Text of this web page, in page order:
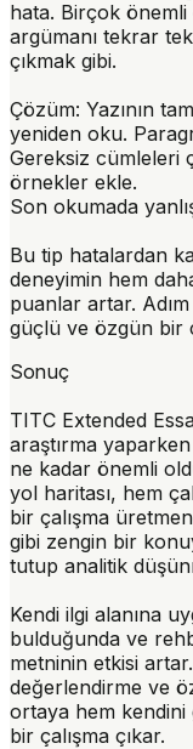
hata. Birçok
argümanı tekrar
çıkmak gibi.
Çözüm: Yazının
yeniden oku.
Gereksiz cümleleri
örnekler ekle.
Son okumada
Bu tip hatalardan
deneyimin hem
puanlar artar.
güçlü ve özgün bir
Sonuç
TITC Extended
araştırma
ne kadar önemli
yol haritası, hem
bir çalışma
gibi zengin bir
tutup analitik
Kendi ilgi alanına
bulduğunda ve
metninin etkisi
değerlendirme ve
ortaya hem kendini
bir çalışma çıkar.